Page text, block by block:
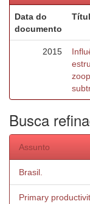
Data do
documento
2015
Busca
Assunto
Brasil.
Primary